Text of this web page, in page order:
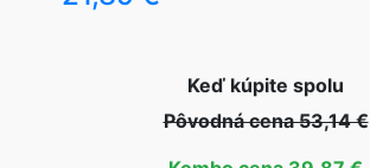
Keď kúpite spolu
Pôvodná cena 53,14 €